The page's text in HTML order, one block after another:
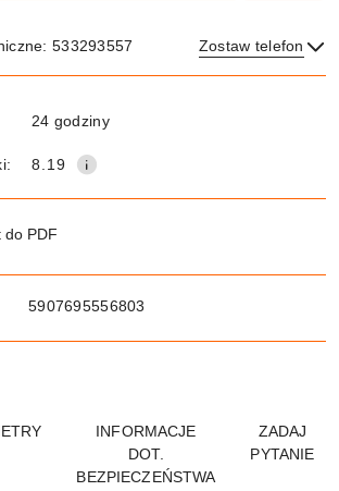
533293557 Zostaw telefon
24 godziny
8.19
do PDF
5907695556803
INFORMACJE
DOT.
BEZPIECZEŃSTWA
ZADAJ
PYTANIE